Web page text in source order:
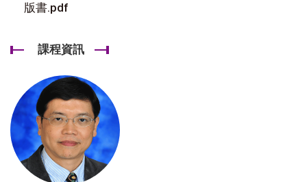
版書.pdf
課程資訊